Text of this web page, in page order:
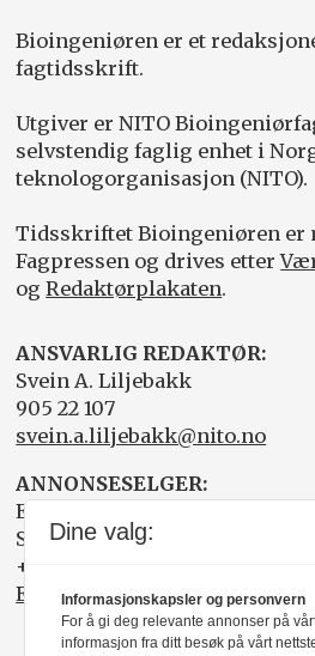
Bioingeniøren er et
fagtidsskrift.
Utgiver er NITO
selvstendig faglig enhet i
teknologorganisasjon (NITO).
Tidsskriftet Bioingeniøren er
Fagpressen og drives etter
ogRedaktørplakaten.
ANSVARLIG REDAKTØR:
Svein A. Liljebakk
905 22 107
svein.a.liljebakk@nito.no
ANNONSESELGER:
Elisabeth R. Wåde
Salgsfabrikken
+47 919 03 208
Elisabeth@salgsfabrikken.no
Dine valg:
Informasjonskapsler og personvern
For å gi deg relevante annonser på
informasjon fra ditt besøk på vårt